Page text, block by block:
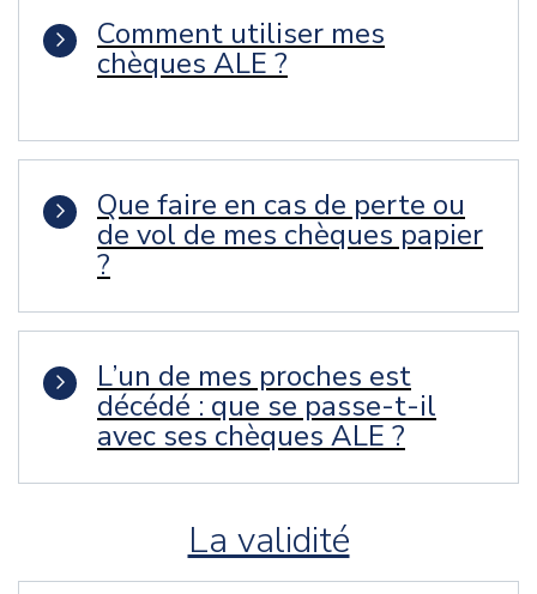
Comment utiliser mes
chèques ALE ?
Que faire en cas de perte ou
de vol de mes chèques papier
?
L’un de mes proches est
décédé : que se passe-t-il
avec ses chèques ALE ?
La validité